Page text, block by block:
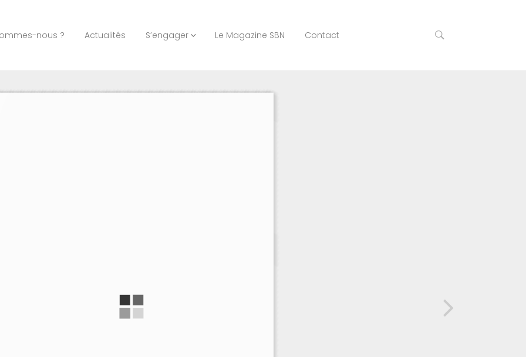
nous ? Actualités S’engager Le Magazine SBN Contact